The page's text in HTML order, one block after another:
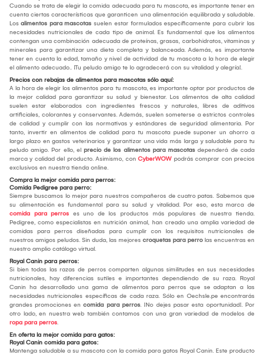
Cuando se trata de elegir la comida adecuada para tu mascota, es importante tener en
cuenta ciertas características que garanticen una alimentación equilibrada y saludable.
Los alimentos para mascotas suelen estar formulados específicamente para cubrir las
necesidades nutricionales de cada tipo de animal. Es fundamental que los alimentos
contengan una combinación adecuada de proteínas, grasas, carbohidratos, vitaminas y
minerales para garantizar una dieta completa y balanceada. Además, es importante
tener en cuenta la edad, tamaño y nivel de actividad de tu mascota a la hora de elegir
el alimento adecuado.. ¡Tu peludo amigo te lo agradecerá con su vitalidad y alegría!.
Precios con rebajas de alimentos para mascotas sólo aquí:
A la hora de elegir los alimentos para tu mascota, es importante optar por productos de
la mejor calidad para garantizar su salud y bienestar. Los alimentos de alta calidad
suelen estar elaborados con ingredientes frescos y naturales, libres de aditivos
artificiales, colorantes y conservantes. Además, suelen someterse a estrictos controles
de calidad y cumplir con las normativas y estándares de seguridad alimentaria. Por
tanto, invertir en alimentos de calidad para tu mascota puede suponer un ahorro a
largo plazo en gastos veterinarios y garantizar una vida más larga y saludable para tu
peludo amigo. Por ello, el precio de los alimentos para mascotas dependerá de cada
marca y calidad del producto. Asimismo, con CyberWOWpodrás comprar con precios
exclusivos en nuestra tienda online.
Compra la mejor comida para perros:
Comida Pedigree para perro:
Siempre buscamos lo mejor para nuestros compañeros de cuatro patas. Sabemos que
su alimentación es fundamental para su salud y vitalidad. Por eso, esta marca de
comida para perros es uno de los productos más populares de nuestra tienda.
Pedigree, como especialistas en nutrición animal, han creado una amplia variedad de
comidas para perros diseñadas para cumplir con los requisitos nutricionales de
nuestros amigos peludos. Sin duda, las mejores croquetas para perro las encuentras en
nuestro amplio catálogo virtual.
Royal Canin para perros:
Si bien todas las razas de perros comparten algunas similitudes en sus necesidades
nutricionales, hay diferencias sutiles e importantes dependiendo de su raza. Royal
Canin ha desarrollado una gama de alimentos para perros que se adaptan a las
necesidades nutricionales específicas de cada raza. Sólo en Oechsle.pe encontrarás
grandes promociones en comida para perros. ¡No dejes pasar esta oportunidad!. Por
otro lado, en nuestra web también contamos con una gran variedad de modelos de
ropa para perros.
En oferta la mejor comida para gatos:
Royal Canin comida para gatos:
Mantenga saludable a su mascota con la comida para gatos Royal Canin. Este producto